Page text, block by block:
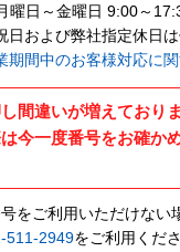
曜日～金曜日 9:00～
日および弊社指定休日
期間中のお客様対応に
間違いが増えており
今一度番号をお確か
号をご利用いただけない
511-2949をご利用くださ